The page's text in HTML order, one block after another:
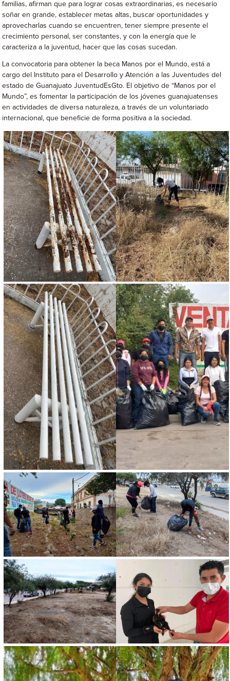
familias, afirman que para lograr cosas extraordinarias, es necesario
soñar en grande, establecer metas altas, buscar oportunidades y
aprovecharlas cuando se encuentren, tener siempre presente el
crecimiento personal, ser constantes, y con la energía que le
caracteriza a la juventud, hacer que las cosas sucedan.
La convocatoria para obtener la beca Manos por el Mundo, está a
cargo del Instituto para el Desarrollo y Atención a las Juventudes del
estado de Guanajuato JuventudEsGto. El objetivo de “Manos por el
Mundo”, es fomentar la participación de los jóvenes guanajuatenses
en actividades de diversa naturaleza, a través de un voluntariado
internacional, que beneficie de forma positiva a la sociedad.